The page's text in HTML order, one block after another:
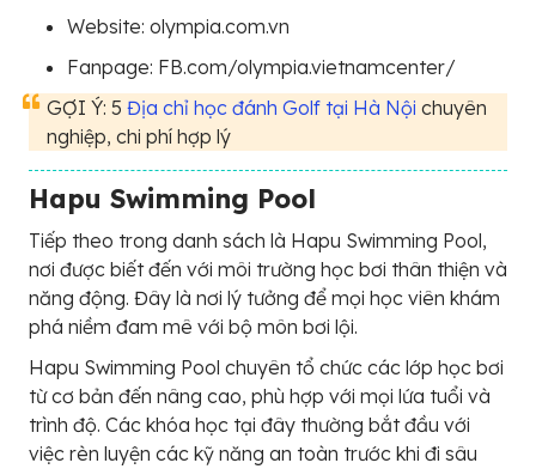
Website: olympia.com.vn
Fanpage: FB.com/olympia.vietnamcenter/
GỢI Ý: 5 Địa chỉ học đánh Golf tại Hà Nội chuyên
nghiệp, chi phí hợp lý
Hapu Swimming Pool
Tiếp theo trong danh sách là Hapu Swimming Pool,
nơi được biết đến với môi trường học bơi thân thiện và
năng động. Đây là nơi lý tưởng để mọi học viên khám
phá niềm đam mê với bộ môn bơi lội.
Hapu Swimming Pool chuyên tổ chức các lớp học bơi
từ cơ bản đến nâng cao, phù hợp với mọi lứa tuổi và
trình độ. Các khóa học tại đây thường bắt đầu với
việc rèn luyện các kỹ năng an toàn trước khi đi sâu